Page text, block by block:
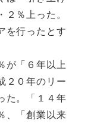
％上った。
を行ったとす
が「６年以上
２０年のリー
た。「１４年
、「創業以来